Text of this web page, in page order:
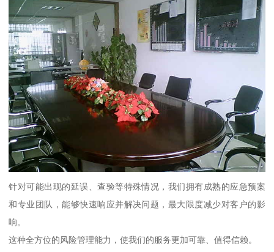
针对可能出现的延误、查验等特殊情况，我们拥有成熟的应急预案
和专业团队，能够快速响应并解决问题，最大限度减少对客户的影
响。
这种全方位的风险管理能力，使我们的服务更加可靠、值得信赖。